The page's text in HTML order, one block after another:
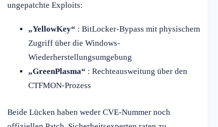
ungepatchte Exploits:
„YellowKey“ : BitLocker-Bypass mit physischem
Zugriff über die Windows-
Wiederherstellungsumgebung
„GreenPlasma“ : Rechteausweitung über den
CTFMON-Prozess
Beide Lücken haben weder CVE-Nummer noch